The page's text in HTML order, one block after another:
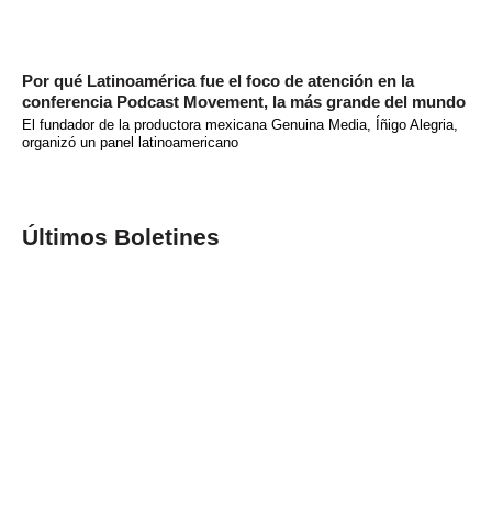
Por qué Latinoamérica fue el foco de atención en la
conferencia Podcast Movement, la más grande del mundo
El fundador de la productora mexicana Genuina Media, Íñigo Alegria,
organizó un panel latinoamericano
Últimos Boletines